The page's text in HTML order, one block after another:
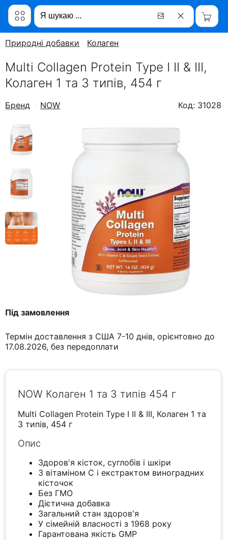
Природні добавки Колаген
Multi Collagen Protein Type I II & III,
Колаген 1 та 3 типів, 454 г
Бренд NOW Код: 31028
Під замовлення
Термін доставлення з США 7-10 днів, орієнтовно до
17.08.2026, без передоплати
NOW Колаген 1 та 3 типів 454 г
Multi Collagen Protein Type I II & III, Колаген 1 та
3 типів, 454 г
Опис
Здоров'я кісток, суглобів і шкіри
З вітаміном С і екстрактом виноградних
кісточок
Без ГМО
Дієтична добавка
Загальний стан здоров'я
У сімейній власності з 1968 року
Гарантована якість GMP